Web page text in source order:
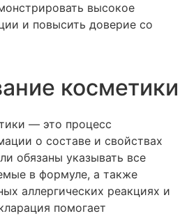
высокое
и повысить доверие со
косметики
— это процесс
о составе и свойствах
обязаны указывать все
в формуле, а также
аллергических реакциях и
помогает